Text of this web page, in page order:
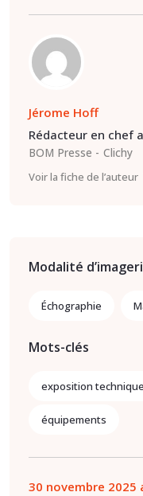
Jérome Hoff
Rédacteur en chef
BOM Presse
Clichy
Voir la fiche de l’auteur
Modalité
Échographie
Mots-clés
exposition technique
équipements
30 novembre 2025